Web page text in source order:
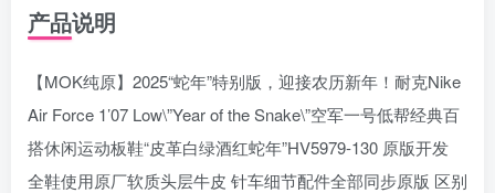
产品说明
【MOK纯原】2025“蛇年”特别版，迎接农历新年！耐克Nike
Air Force 1’07 Low\”Year of the Snake\”空军一号低帮经典百
搭休闲运动板鞋“皮革白绿酒红蛇年”HV5979-130 原版开发
全鞋使用原厂软质头层牛皮 针车细节配件全部同步原版 区别